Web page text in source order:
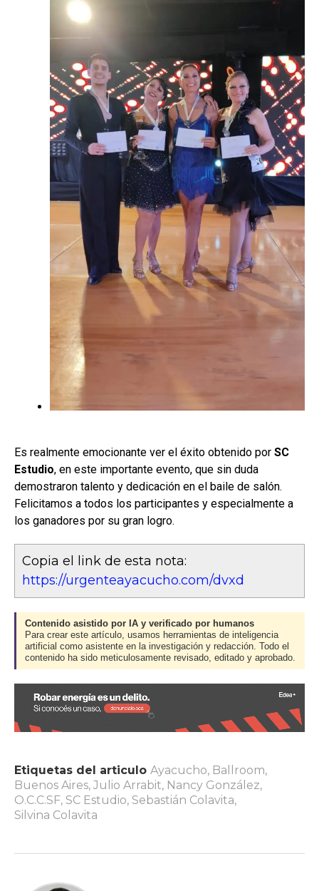
Es realmente emocionante ver el éxito obtenido por SC
Estudio, en este importante evento, que sin duda
demostraron talento y dedicación en el baile de salón.
Felicitamos a todos los participantes y especialmente a
los ganadores por su gran logro.
Copia el link de esta nota:
https://urgenteayacucho.com/dvxd
Contenido asistido por IA y verificado por humanos
Para crear este artículo, usamos herramientas de inteligencia
artificial como asistente en la investigación y redacción. Todo el
contenido ha sido meticulosamente revisado, editado y aprobado.
Etiquetas del articulo Ayacucho, Ballroom,
Buenos Aires, Julio Arrabit, Nancy González,
O.C.C.SF, SC Estudio, Sebastián Colavita,
Silvina Colavita